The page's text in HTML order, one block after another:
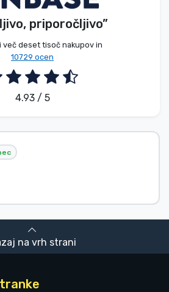
priporočljivo”
več deset tisoč nakupov in
10729 ocen
4.93 / 5
na vrh strani